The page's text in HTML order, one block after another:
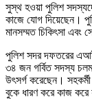
সুস্থ হওয়া পুলিশ
কাজে যোগ দিয়েছেন।
মানসম্মত চিকিৎসা এবং
পুলিশ সদর দফতরের
৩৪ জন গর্বিত সদস্য
উৎসর্গ করেছেন।
বুকে ধারণ করে কাজ করে